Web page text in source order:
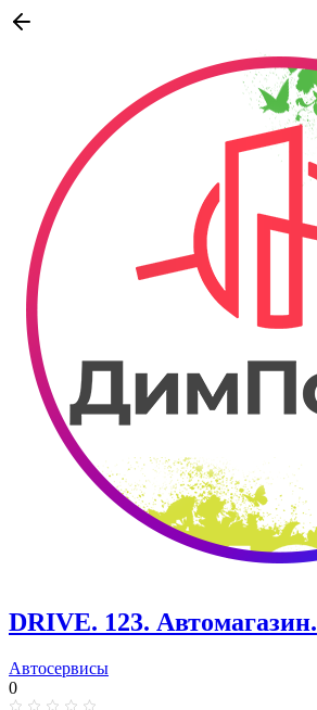
DRIVE. 123. Автомагазин.
Автосервисы
0